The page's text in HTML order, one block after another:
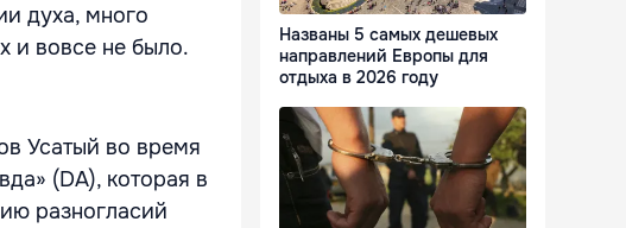
духа, много
и вовсе не было.
Усатый во время
(DA), которая в
разногласий
Названы 5 самых дешевых
направлений Европы для
отдыха в 2026 году